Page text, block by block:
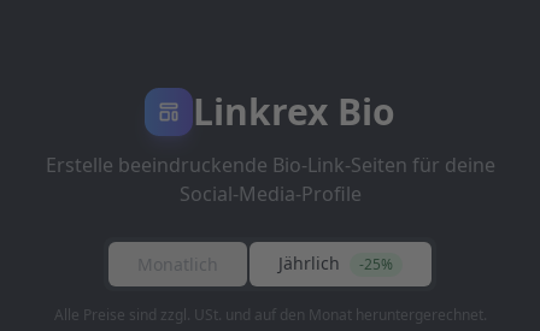
Linkrex Bio
Erstelle beeindruckende Bio-Link-Seiten für deine
Social-Media-Profile
Monatlich Jährlich -25%
Alle Preise sind zzgl. USt. und auf den Monat heruntergerechnet.